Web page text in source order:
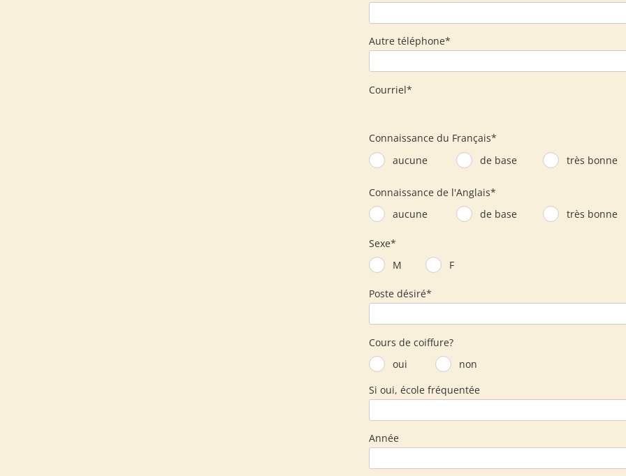
Autre téléphone*
Courriel*
Connaissance du Français*
aucune
de base très bonne
Connaissance de l'Anglais*
aucune
de base très bonne
Sexe*
M
F
Poste désiré*
Cours de coiffure?
oui
non
Si oui, école fréquentée
Année